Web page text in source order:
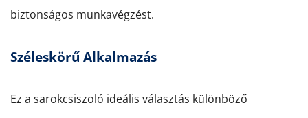
biztonságos munkavégzést.
Széleskörű Alkalmazás
Ez a sarokcsiszoló ideális választás különböző